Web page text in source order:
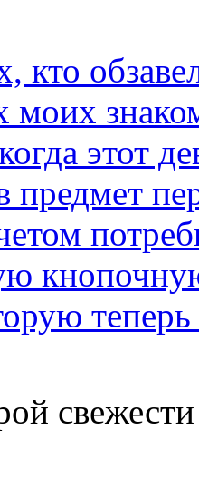
кто
моих
этот
предмет
свежести